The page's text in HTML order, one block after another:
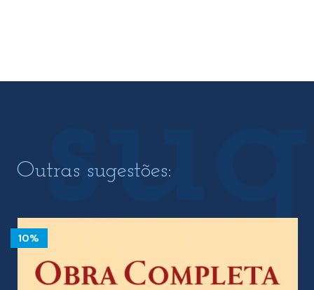
Outras sugestões:
10%